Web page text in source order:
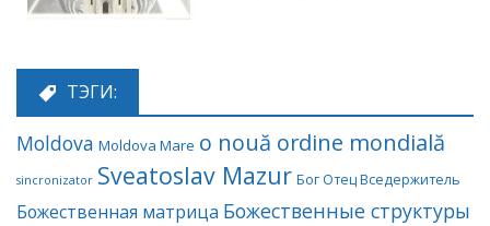
ТЭГИ:
Moldova Moldova Mare o nouă ordine mondială
sincronizator Sveatoslav Mazur Бог Отец Вседержитель
Божественная матрица Божественные структуры